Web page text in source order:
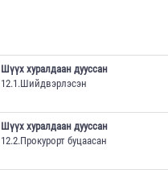
Шүүх хуралдаан дууссан
12.1.Шийдвэрлэсэн
Шүүх хуралдаан дууссан
12.2.Прокурорт буцаасан